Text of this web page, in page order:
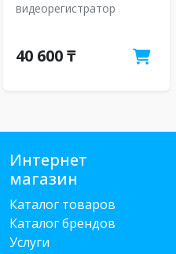
видеорегистратор
40 600 ₸
Интернет
магазин
Каталог товаров
Каталог брендов
Услуги